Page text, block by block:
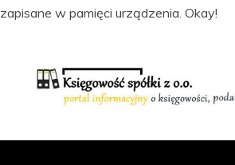
zapisane w pamięci urządzenia. Okay!
FINANSACH I